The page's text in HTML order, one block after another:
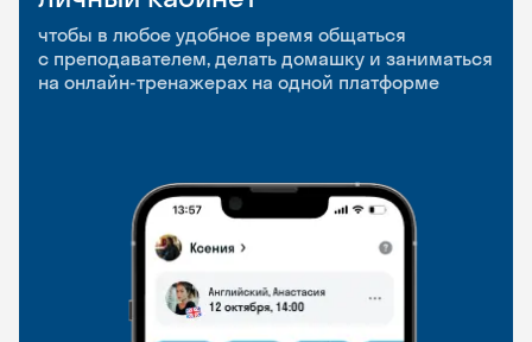
чтобы в любое удобное время общаться
с преподавателем, делать домашку и заниматься
на онлайн-тренажерах на одной платформе
приложение
чтобы заниматься и изучать новые слова где
и когда удобно
и Talks
Групповые занятия для разговорной практики
и индивидуальные встречи с преподавателями